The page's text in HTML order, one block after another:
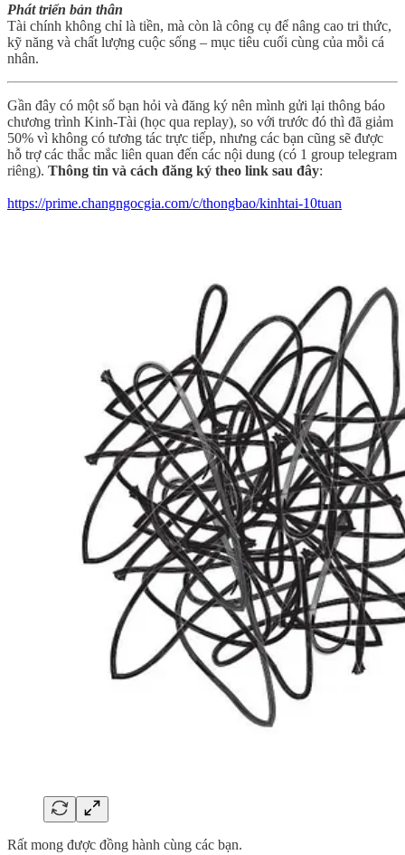
Phát triển bản thân
Tài chính không chỉ là tiền, mà còn là công cụ để nâng cao tri thức,
kỹ năng và chất lượng cuộc sống – mục tiêu cuối cùng của mỗi cá
nhân.
Gần đây có một số bạn hỏi và đăng ký nên mình gửi lại thông báo
chương trình Kinh-Tài (học qua replay), so với trước đó thì đã giảm
50% vì không có tương tác trực tiếp, nhưng các bạn cũng sẽ được
hỗ trợ các thắc mắc liên quan đến các nội dung (có 1 group telegram
riêng). Thông tin và cách đăng ký theo link sau đây:
https://prime.changngocgia.com/c/thongbao/kinhtai-10tuan
Rất mong được đồng hành cùng các bạn.